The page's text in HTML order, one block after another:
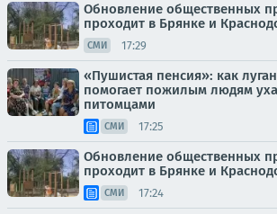
Обновление общественных
проходит в Брянке и
СМИ 17:29
«Пушистая пенсия»: как
помогает пожилым людям
питомцами
СМИ 17:25
Обновление общественных
проходит в Брянке и
СМИ 17:24